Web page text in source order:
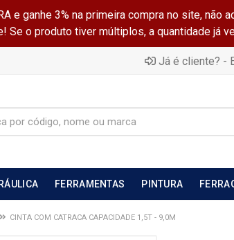
e ganhe 3% na primeira compra no site,
Se o produto tiver múltiplos, a quantidade já
Já é cliente? -
FERRAMENTAS PINTURA
CINTA COM CATRACA CAPACIDADE 1,5T - 9,0M